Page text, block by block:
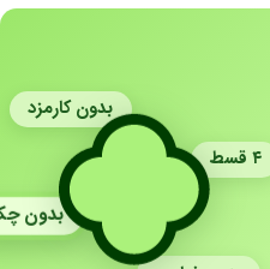
بدون کارمزد
۴ قسط
بدون